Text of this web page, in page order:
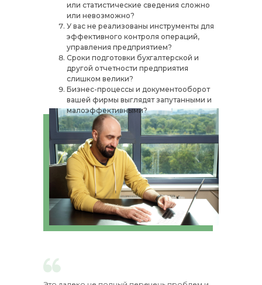
или статистические сведения сложно
или невозможно?
У вас не реализованы инструменты для
эффективного контроля операций,
управления предприятием?
Сроки подготовки бухгалтерской и
другой отчетности предприятия
слишком велики?
Бизнес-процессы и документооборот
вашей фирмы выглядят запутанными и
малоэффективными?